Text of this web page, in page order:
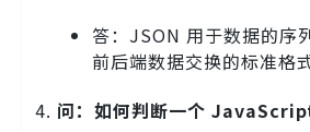
答：JSON 用于数据的序
前后端数据交换的标准格式
问：如何判断一个